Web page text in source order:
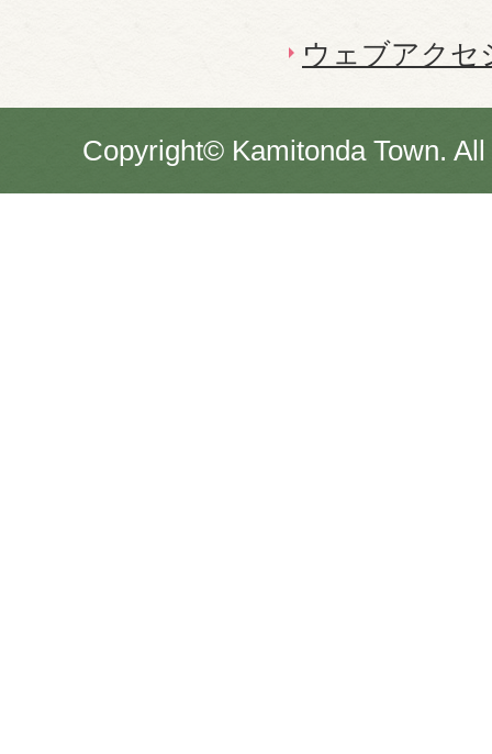
ウェブアクセ
Copyright© Kamitonda Town.